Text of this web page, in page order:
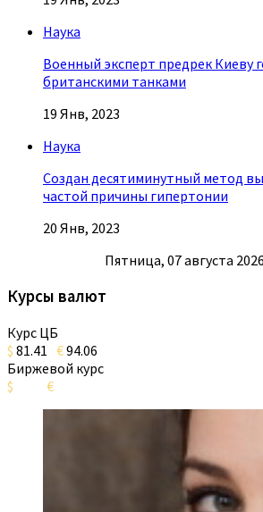
Наука
Военный эксперт предрек Киеву
британскими танками
19 Янв, 2023
Наука
Создан десятиминутный метод
частой причины гипертонии
20 Янв, 2023
Пятница, 07 августа
Курсы валют
Курс ЦБ
$ 81.41 €94.06
Биржевой курс
$
€